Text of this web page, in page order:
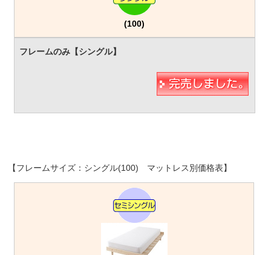
(100)
【フレームサイズ：シングル(100) マットレス別価格表】